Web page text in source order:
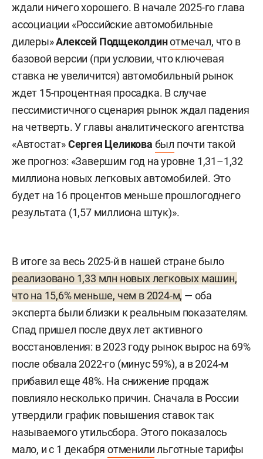
ждали ничего хорошего. В начале 2025-го глава
ассоциации «Российские автомобильные
дилеры»Алексей Подщеколдинотмечал, что в
базовой версии (при условии, что ключевая
ставка не увеличится) автомобильный рынок
ждет 15-процентная просадка. В случае
пессимистичного сценария рынок ждал падения
на четверть. У главы аналитического агентства
«Автостат»Сергея Целикова был почти такой
же прогноз: «Завершим год на уровне 1,31–1,32
миллиона новых легковых автомобилей. Это
будет на 16 процентов меньше прошлогоднего
результата (1,57 миллиона штук)».
В итоге за весь 2025-й в нашей стране было
реализовано 1,33 млн новых легковых машин,
что на 15,6% меньше, чем в 2024-м, — оба
эксперта были близки к реальным показателям.
Спад пришел после двух лет активного
восстановления: в 2023 году рынок вырос на 69%
после обвала 2022-го (минус 59%), а в 2024-м
прибавил еще 48%. На снижение продаж
повлияло несколько причин. Сначала в России
утвердили график повышения ставок так
называемого утильсбора. Этого показалось
мало, и с 1 декабряотменилильготные тарифы